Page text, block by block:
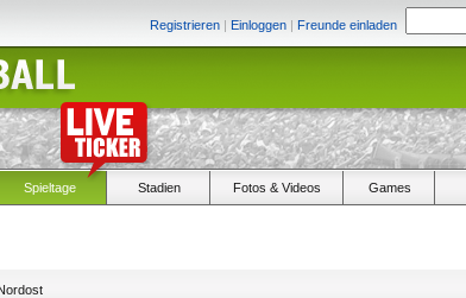
Registrieren | Einloggen | Freunde einladen
Spieltage Stadien Fotos & Videos Games